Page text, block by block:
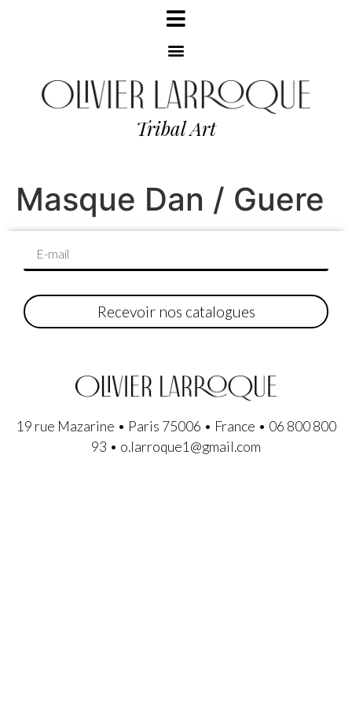
Tribal Art
Masque Dan / Guere
Recevoir nos catalogues
19 rue Mazarine • Paris 75006 • France • 06 800 800
93 • o.larroque1@gmail.com